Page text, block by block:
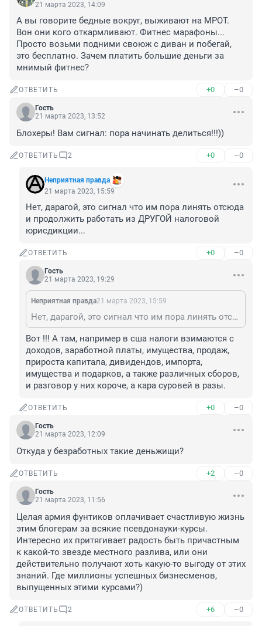
21 марта 2023, 14:09
А вы говорите бедные вокруг, выживают на МРОТ.
Вон они кого откармливают. Фитнес марафоны...
Просто возьми подними своюж с диван и побегай,
это бесплатно. Зачем платить большие деньги за
мнимый фитнес?
ОТВЕТИТЬ +0 –0
Гость
21 марта 2023, 13:52
Блохеры! Вам сигнал: пора начинать делиться!!!))
ОТВЕТИТЬ 2 +0 –0
Неприятная правда
21 марта 2023, 15:59
Нет, дарагой, это сигнал что им пора линять отсюда
и продолжить работать из ДРУГОЙ налоговой
юрисдикции...
ОТВЕТИТЬ +0 –0
Гость
21 марта 2023, 19:29
Неприятная правда21 марта 2023, 15:59
Нет, дарагой, это сигнал что им пора линять отсюда и продолжить работать из ДРУГОЙ налоговой юрисдикции...
Вот !!! А там, например в сша налоги взимаются с
доходов, заработной платы, имущества, продаж,
прироста капитала, дивидендов, импорта,
имущества и подарков, а также различных сборов,
и разговор у них короче, а кара суровей в разы.
ОТВЕТИТЬ +0 –0
Гость
21 марта 2023, 12:09
Откуда у безработных такие деньжищи?
ОТВЕТИТЬ +2 –0
Гость
21 марта 2023, 11:56
Целая армия фунтиков оплачивает счастливую жизнь
этим блогерам за всякие псевдонауки-курсы.
Интересно их притягивает радость быть причастным
к какой-то звезде местного разлива, или они
действительно получают хоть какую-то выгоду от этих
знаний. Где миллионы успешных бизнесменов,
выпущенных этими курсами?)
ОТВЕТИТЬ 2 +6 –0